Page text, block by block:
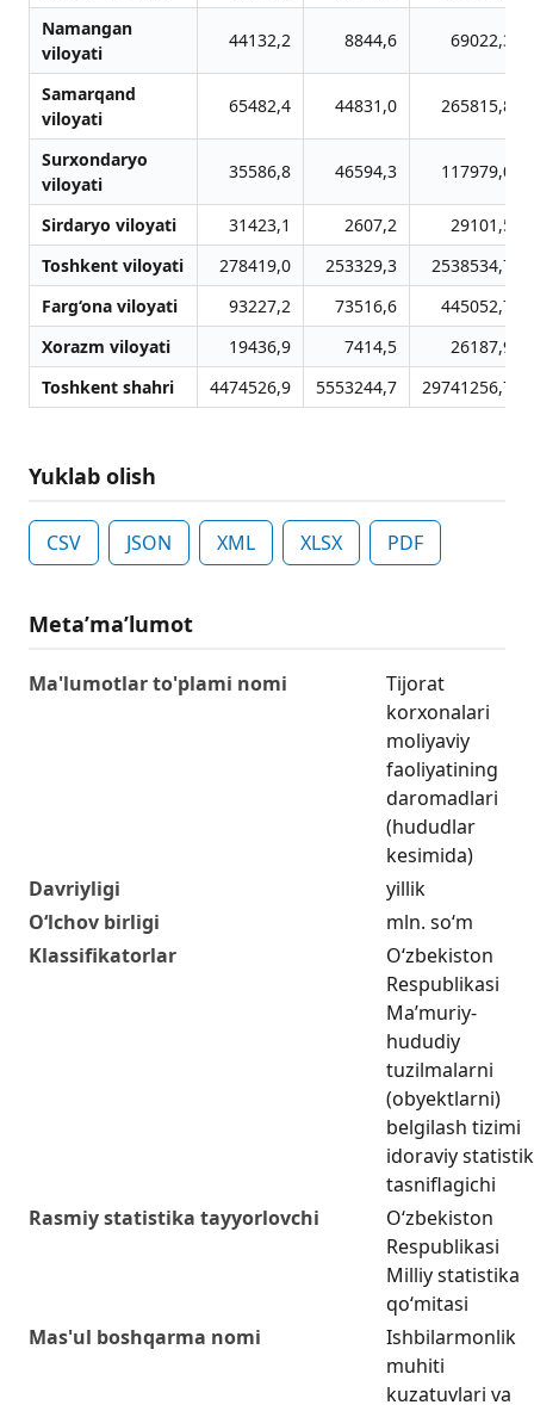
Namangan
viloyati
44132,2 8844,6 69022,3
Samarqand
viloyati
65482,4 44831,0 265815,8
Surxondaryo
viloyati
35586,8 46594,3 117979,0
Sirdaryo viloyati 31423,1 2607,2
29101,5
Toshkent viloyati
278419,0 253329,3
2538534,7
Farg‘ona viloyati
93227,2 73516,6
445052,7
Xorazm viloyati
19436,9 7414,5
26187,9
Toshkent shahri
4474526,9 5553244,7 29741256,7
Yuklab olish
CSV JSON XML XLSX PDF
Metaʼmaʼlumot
Ma'lumotlar to'plami nomi
Tijorat
korxonalari
moliyaviy
faoliyatining
daromadlari
(hududlar
kesimida)
Davriyligi
yillik
O‘lchov birligi
mln. so‘m
Klassifikatorlar
O‘zbekiston
Respublikasi
Maʼmuriy-
hududiy
tuzilmalarni
(obyektlarni)
belgilash tizimi
idoraviy statistik
tasniflagichi
Rasmiy statistika tayyorlovchi
O‘zbekiston
Respublikasi
Milliy statistika
qo‘mitasi
Mas'ul boshqarma nomi
Ishbilarmonlik
muhiti
kuzatuvlari va